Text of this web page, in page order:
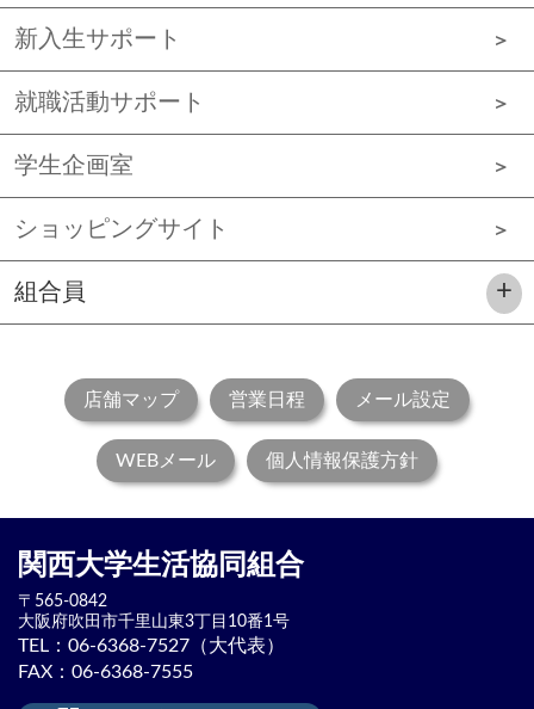
新入生サポート
就職活動サポート
学生企画室
ショッピングサイト
組合員
店舗マップ 営業日程 メール設定
WEBメール 個人情報保護方針
関西大学生活協同組合
〒565-0842
大阪府吹田市千里山東3丁目10番1号
TEL： 06-6368-7527（大代表）
FAX：06-6368-7555